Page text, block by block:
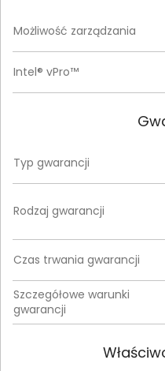
Możliwość zarządzania
Intel® vPro™
Typ gwarancji
Rodzaj gwarancji
Czas trwania gwarancji
Szczegółowe warunki
gwarancji